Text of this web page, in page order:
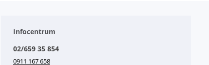
Infocentrum
02/659 35 854
0911 167 658